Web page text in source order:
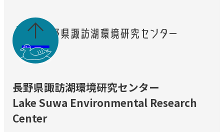
2021
Changes in foraging and
predator avoidance behavior
smallmouth
bass(Micropterus dolomieu)
in a Japanese lake
2021

長野県諏訪湖環境研究センター
Lake Suwa Environmental Research
Center